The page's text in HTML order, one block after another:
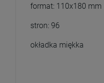
format: 110x180 mm
stron: 96
okładka miękka